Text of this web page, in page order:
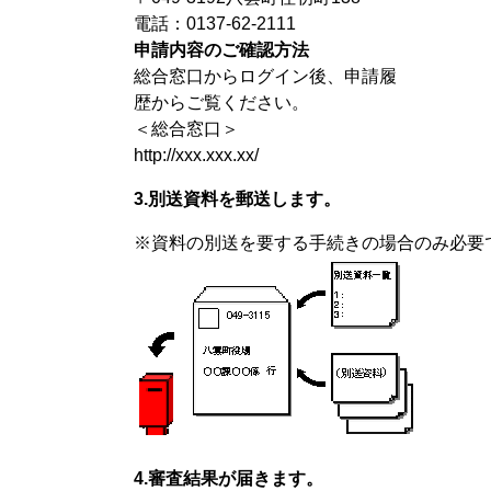
電話：0137-62-2111
申請内容のご確認方法
総合窓口からログイン後、申請履
歴からご覧ください。
＜総合窓口＞
http://xxx.xxx.xx/
3.別送資料を郵送します。
※資料の別送を要する手続きの場合のみ必要
4.審査結果が届きます。